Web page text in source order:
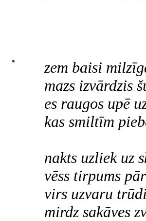
*
zem baisi
mazs izvārdzis
es raugos upē
kas smiltīm
nakts uzliek uz
vēss tirpums
virs uzvaru
mirdz sakāves